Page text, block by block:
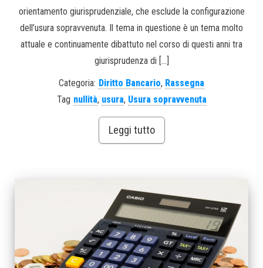
orientamento giurisprudenziale, che esclude la configurazione
dell’usura sopravvenuta. Il tema in questione è un tema molto
attuale e continuamente dibattuto nel corso di questi anni tra
giurisprudenza di […]
Categoria: Diritto Bancario, Rassegna
Tag nullità, usura, Usura sopravvenuta
Leggi tutto